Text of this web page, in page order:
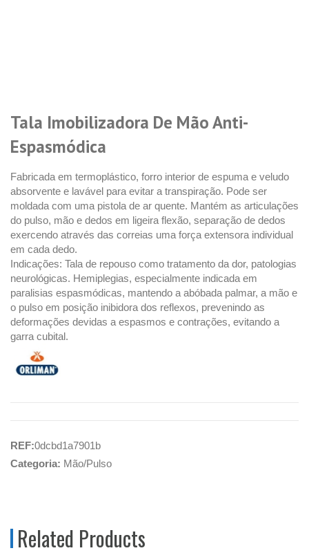
Tala Imobilizadora De Mão Anti-
Espasmódica
Fabricada em termoplástico, forro interior de espuma e veludo
absorvente e lavável para evitar a transpiração. Pode ser
moldada com uma pistola de ar quente. Mantém as articulações
do pulso, mão e dedos em ligeira flexão, separação de dedos
exercendo através das correias uma força extensora individual
em cada dedo.
Indicações: Tala de repouso como tratamento da dor, patologias
neurológicas. Hemiplegias, especialmente indicada em
paralisias espasmódicas, mantendo a abóbada palmar, a mão e
o pulso em posição inibidora dos reflexos, prevenindo as
deformações devidas a espasmos e contrações, evitando a
garra cubital.
REF:0dcbd1a7901b
Categoria: Mão/Pulso
Related Products